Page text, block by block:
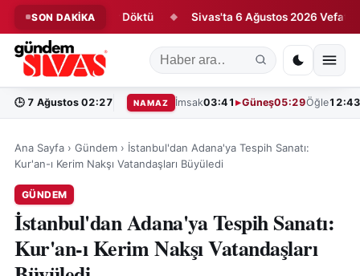
SON DAKİKA
Ter Döktü ◆ Sivas'ta 6 Ağustos 2026 Vefat Edenler
🕒 7 Ağustos 02:27 NAMAZ İmsak03:41 Güneş05:29Öğle12:43
Ana Sayfa › Gündem › İstanbul'dan Adana'ya Tespih Sanatı:
Kur'an-ı Kerim Nakşı Vatandaşları Büyüledi
GÜNDEM
İstanbul'dan Adana'ya Tespih Sanatı:
Kur'an-ı Kerim Nakşı Vatandaşları